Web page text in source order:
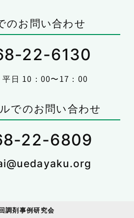
のお問い合わせ
22-6130
平日 10：00〜17：00
でのお問い合わせ
22-6809
調剤事例研究会